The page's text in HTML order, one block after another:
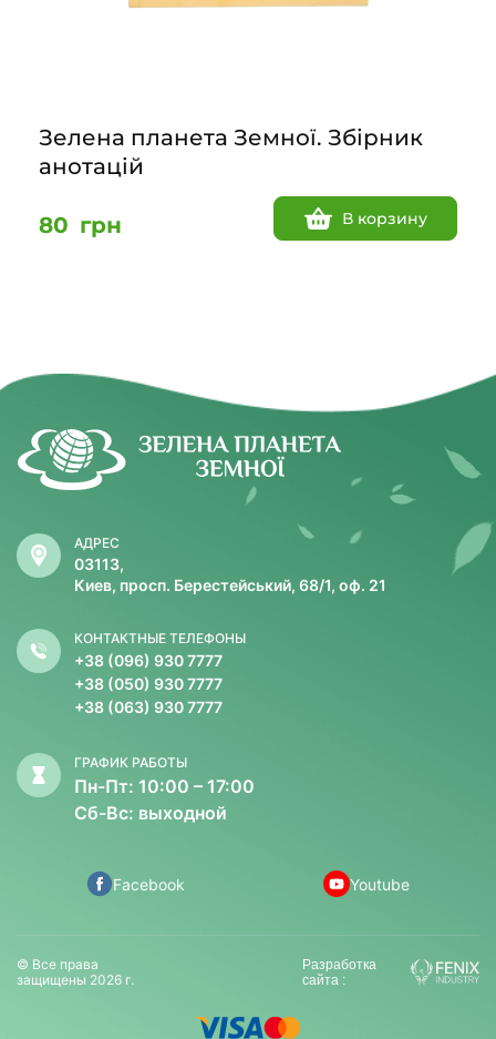
Зелена планета Земної. Збірник
анотацій
80 грн В корзину
АДРЕС
03113,
Киев, просп. Берестейський, 68/1, оф. 21
КОНТАКТНЫЕ ТЕЛЕФОНЫ
+38 (096) 930 7777
+38 (050) 930 7777
+38 (063) 930 7777
ГРАФИК РАБОТЫ
Пн-Пт: 10:00 – 17:00
Сб-Вс: выходной
Facebook Youtube
© Все права
защищены 2026 г.
Разработка
сайта :